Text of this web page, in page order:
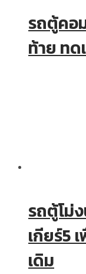
รถตู้คอ
ท้าย ทด
รถตู้โม่
เกียร์5
เดิม